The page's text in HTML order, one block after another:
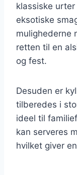
klassiske
eksotiske
mulighederne
retten til en
og fest.
Desuden er
tilberedes i
ideel til
kan serveres
hvilket giver